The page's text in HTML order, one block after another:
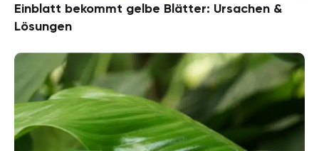
Einblatt bekommt gelbe Blätter: Ursachen &
Lösungen